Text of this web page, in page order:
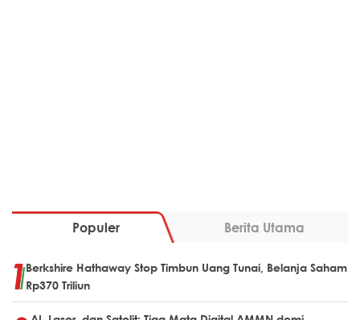
Populer Berita Utama
Berkshire Hathaway Stop Timbun Uang Tunai, Belanja Saham
Rp370 Triliun